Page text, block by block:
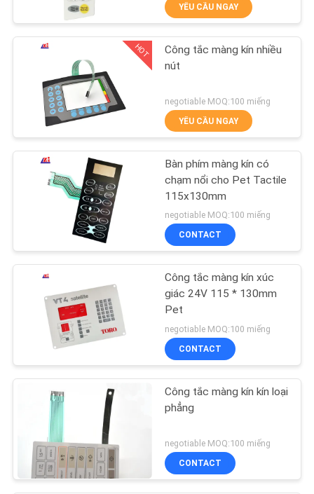
QUAN
LƯỢNG
CHÚNG
TÔI
BÁO
GIÁ
Chuyển màng phẳng
PCB màng chuyển
đổi
LED màng chuyển
đổi
18
YÊU CẦU NGAY
HOT
Công tắc màng kín nhiều
nút
negotiable MOQ:100 miếng
YÊU CẦU NGAY
Bàn phím màng kín có
chạm nổi cho Pet Tactile
115x130mm
negotiable MOQ:100 miếng
CONTACT
Công tắc màng kín xúc
giác 24V 115 * 130mm
Pet
negotiable MOQ:100 miếng
CONTACT
Công tắc màng kín kín loại
phẳng
negotiable MOQ:100 miếng
CONTACT